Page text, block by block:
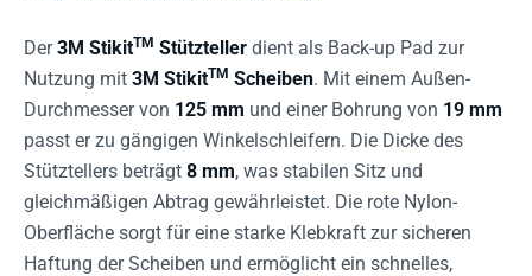
Der3M StikitTM Stützteller dient als Back-up Pad zur
Nutzung mit 3M StikitTM Scheiben. Mit einem Außen-
Durchmesser von 125 mm und einer Bohrung von 19 mm
passt er zu gängigen Winkelschleifern. Die Dicke des
Stütztellers beträgt 8 mm, was stabilen Sitz und
gleichmäßigen Abtrag gewährleistet. Die rote Nylon-
Oberfläche sorgt für eine starke Klebkraft zur sicheren
Haftung der Scheiben und ermöglicht ein schnelles,